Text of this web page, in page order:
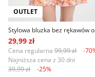
OUTLET
29,99 zł
Cena regularna 99,99 zł
-
Najniższa cena z 30 dni
39,99 zł
-25%